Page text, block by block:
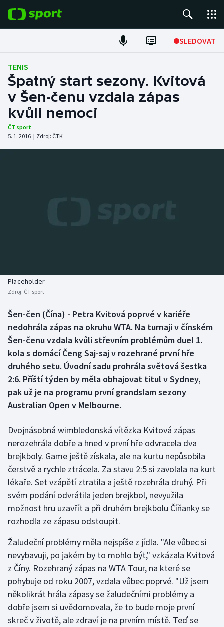
SLEDOVAT
Fotbal
Hokej
Tenis
Atletika
Biatlon
Box
Curling
Dostihy
Florbal
Golf
Gymnastika
Házená
Jezdectví
Judo
Krasobruslení
Lezení
Lyže a snowboard
Aplikace ČT sport
TENIS
Špatný start sezony. Kvitová
v Šen-čenu vzdala zápas
kvůli nemoci
ČT sport
5. 1. 2016 | Zdroj: ČTK
Placeholder
Zdroj: ČT sport
Šen-čen (Čína) - Petra Kvitová poprvé v kariéře
nedohrála zápas na okruhu WTA. Na turnaji v čínském
Šen-čenu vzdala kvůli střevním problémům duel 1.
kola s domácí Čeng Saj-saj v rozehrané první hře
druhého setu. Úvodní sadu prohrála světová šestka
2:6. Příští týden by měla obhajovat titul v Sydney,
pak už je na programu první grandslam sezony
Australian Open v Melbourne.
Dvojnásobná wimbledonská vítězka Kvitová zápas
nerozehrála dobře a hned v první hře odvracela dva
brejkboly. Game ještě získala, ale na kurtu nepůsobila
čerstvě a rychle ztrácela. Za stavu 2:5 si zavolala na kurt
lékaře. Set vzápětí ztratila a ještě rozehrála druhý. Při
svém podání odvrátila jeden brejkbol, nevyužila
možnost hru uzavřít a při druhém brejkbolu Číňanky se
rozhodla ze zápasu odstoupit.
Žaludeční problémy měla nejspíše z jídla. "Ale vůbec si
nevybavuji, po jakém by to mohlo být," vzkázala Kvitová
z Číny. Rozehraný zápas na WTA Tour, na které se
pohybuje od roku 2007, vzdala vůbec poprvé. "Už jsem
několikrát hrála zápasy se žaludečními problémy a
dobře jsem si uvědomovala, že to bude moje první
skreč v životě, ale zdraví je na prvním místě. Teď se